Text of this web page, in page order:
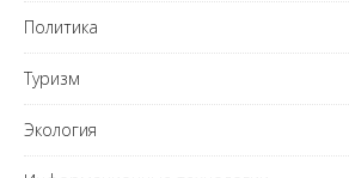
Политика
Туризм
Экология